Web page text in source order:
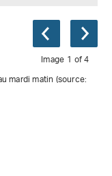
Image 1 of 4
mardi matin (source: